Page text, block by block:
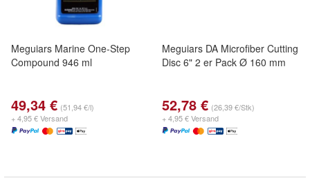
Meguiars Marine One-Step
Compound 946 ml
49,34 € (51,94 €/l)
+ 4,95 € Versand
Meguiars DA Microfiber Cutting
Disc 6" 2 er Pack Ø 160 mm
52,78 € (26,39 €/Stk)
+ 4,95 € Versand